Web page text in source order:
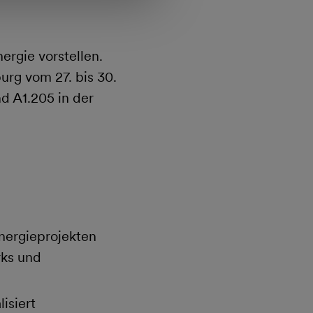
vorstellen.
vom 27. bis 30.
A1.205 in der
und